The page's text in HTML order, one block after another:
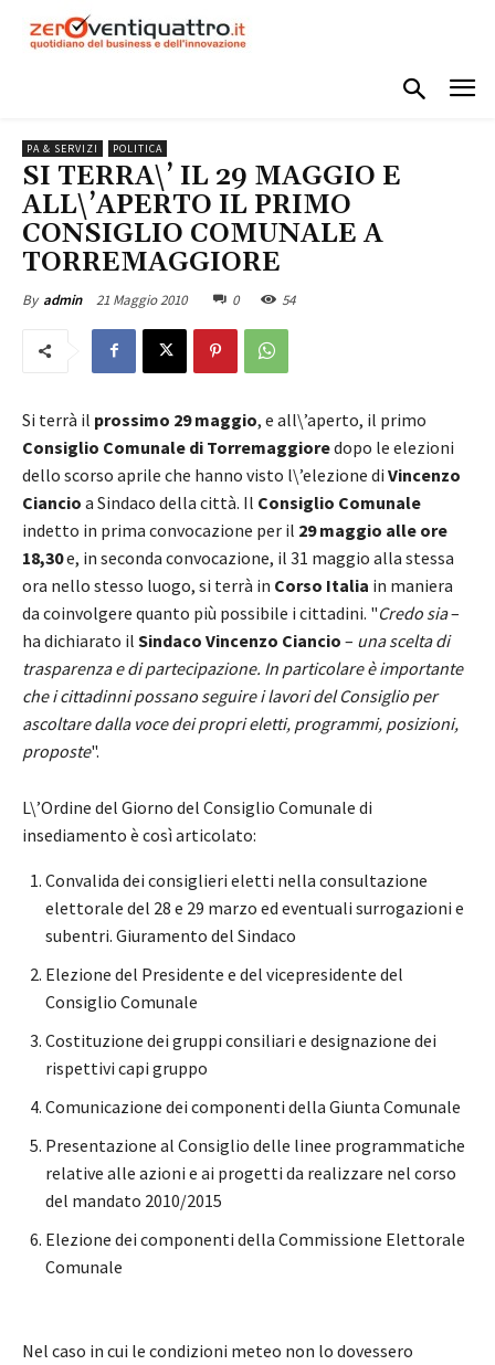
PA & SERVIZI POLITICA
SI TERRA\’ IL 29 MAGGIO E
ALL\’APERTO IL PRIMO
CONSIGLIO COMUNALE A
TORREMAGGIORE
By admin 21 Maggio 2010 0 54
Si terrà il prossimo 29 maggio, e all\’aperto, il primo
Consiglio Comunale di Torremaggioredopo le elezioni
dello scorso aprile che hanno visto l\’elezione di Vincenzo
Ciancio a Sindaco della città. Il Consiglio Comunale
indetto in prima convocazione per il 29 maggio alle ore
18,30e, in seconda convocazione, il 31 maggio alla stessa
ora nello stesso luogo, si terrà in Corso Italia in maniera
da coinvolgere quanto più possibile i cittadini. "Credo sia–
ha dichiarato il Sindaco Vincenzo Ciancio – una scelta di
trasparenza e di partecipazione. In particolare è importante
che i cittadinni possano seguire i lavori del Consiglio per
ascoltare dalla voce dei propri eletti, programmi, posizioni,
proposte".
L\’Ordine del Giorno del Consiglio Comunale di
insediamento è così articolato:
Convalida dei consiglieri eletti nella consultazione
elettorale del 28 e 29 marzo ed eventuali surrogazioni e
subentri. Giuramento del Sindaco
Elezione del Presidente e del vicepresidente del
Consiglio Comunale
Costituzione dei gruppi consiliari e designazione dei
rispettivi capi gruppo
Comunicazione dei componenti della Giunta Comunale
Presentazione al Consiglio delle linee programmatiche
relative alle azioni e ai progetti da realizzare nel corso
del mandato 2010/2015
Elezione dei componenti della Commissione Elettorale
Comunale
Nel caso in cui le condizioni meteo non lo dovessero